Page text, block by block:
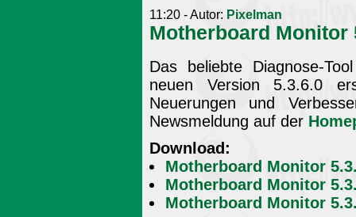
11:20 - Autor: Pixelman
Motherboard Monitor
Das beliebte Diagnose-
neuen Version 5.3.6.0
Neuerungen und
Newsmeldung auf der
Download:
Motherboard Monitor
Motherboard Monitor
Motherboard Monitor